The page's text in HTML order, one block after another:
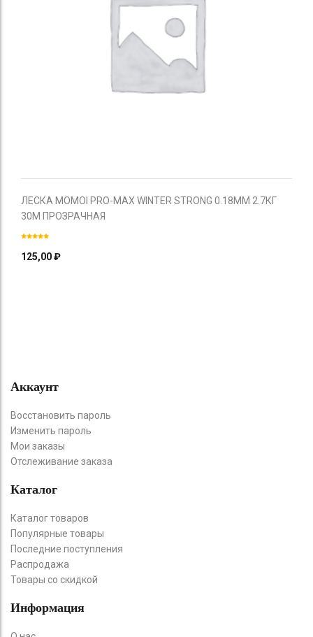
ЛЕСКА MOMOI PRO-MAX WINTER STRONG 0.18ММ 2.7КГ
30М ПРОЗРАЧНАЯ
125,00₽
Аккаунт
Восстановить пароль
Изменить пароль
Мои заказы
Отслеживание заказа
Каталог
Каталог товаров
Популярные товары
Последние поступления
Распродажа
Товары со скидкой
Информация